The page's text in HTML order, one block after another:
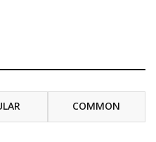
COMMON